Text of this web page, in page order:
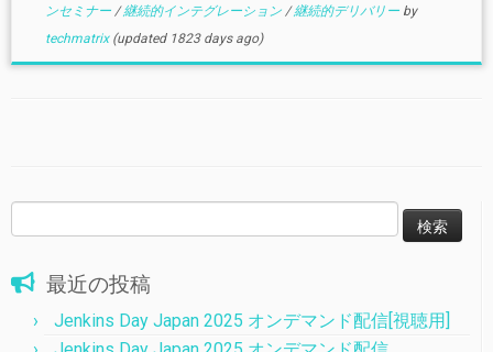
ンセミナー /継続的インテグレーション /継続的デリバリー by
techmatrix(updated 1823 days ago)
索:
最近の投稿
Jenkins Day Japan 2025 オンデマンド配信[視聴用]